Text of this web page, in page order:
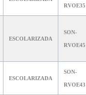
RVOE35
ESCOLARIZADA
SON-
RVOE45
ESCOLARIZADA
SON-
RVOE43